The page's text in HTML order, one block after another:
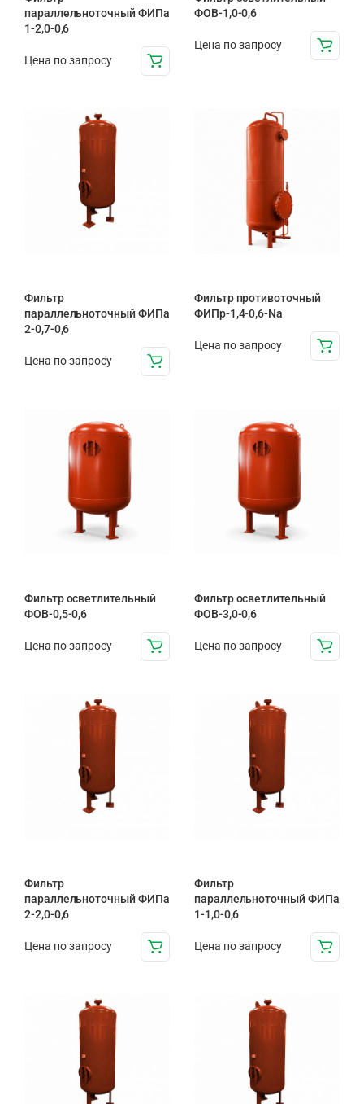
параллельноточный ФИПа
1-2,0-0,6
Цена по запросу
ФОВ-1,0-0,6
Цена по запросу
Фильтр
параллельноточный ФИПа
2-0,7-0,6
Цена по запросу
Фильтр противоточный
ФИПр-1,4-0,6-Na
Цена по запросу
Фильтр осветлительный
ФОВ-0,5-0,6
Цена по запросу
Фильтр осветлительный
ФОВ-3,0-0,6
Цена по запросу
Фильтр
параллельноточный ФИПа
2-2,0-0,6
Цена по запросу
Фильтр
параллельноточный ФИПа
1-1,0-0,6
Цена по запросу